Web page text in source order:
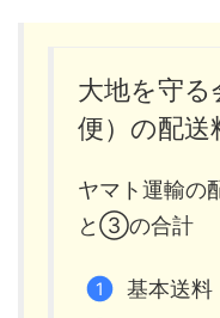
大地を守る
便）の配送
ヤマト運輸
と③の合計
基本送料